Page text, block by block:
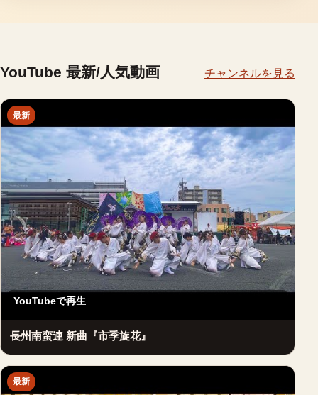
YouTube 最新/人気動画 チャンネルを見る
最新
YouTubeで再生
長州南蛮連 新曲『市季旋花』
最新